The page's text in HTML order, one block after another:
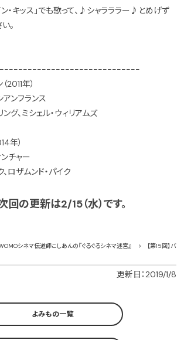
・キッス」でも歌って、♪シャラララー♪とめげず
。
2011年）
アンフランス
ング、ミシェル・ウィリアムズ
年）
ンチャー
、ロザムンド・パイク
回の更新は2/15（水）です。
シネマ伝道師こしあんの『ぐるぐるシネマ迷宮』 【第15回】バ
更新日：2019/1/8
よみもの一覧